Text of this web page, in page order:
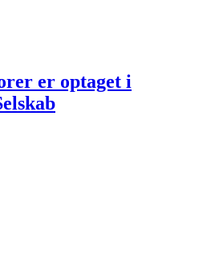
er optaget i